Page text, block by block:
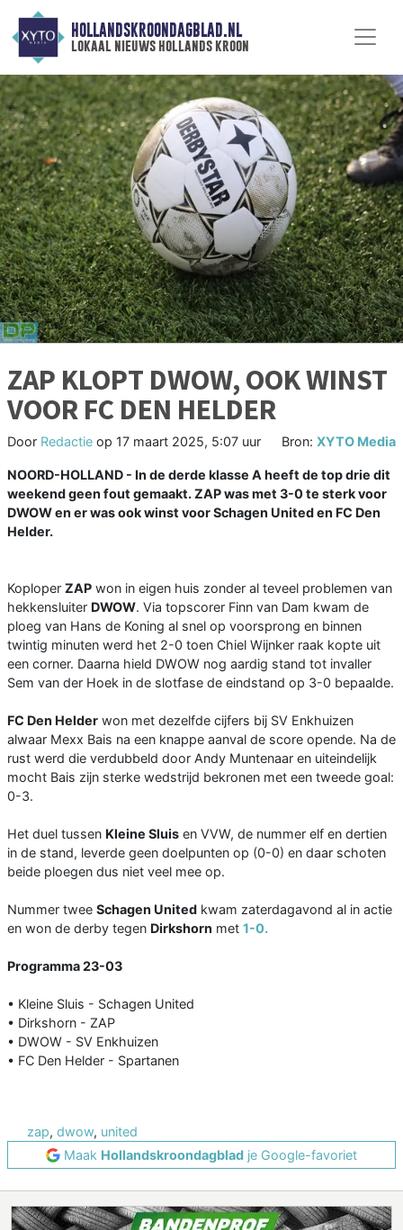
HOLLANDSKROONDAGBLAD.NL
lokaal nieuws hollands kroon
ZAP KLOPT DWOW, OOK WINST
VOOR FC DEN HELDER
Door Redactie op 17 maart 2025, 5:07 uur Bron: XYTO Media
NOORD-HOLLAND - In de derde klasse A heeft de top drie dit
weekend geen fout gemaakt. ZAP was met 3-0 te sterk voor
DWOW en er was ook winst voor Schagen United en FC Den
Helder.
Koploper ZAP won in eigen huis zonder al teveel problemen van
hekkensluiter DWOW. Via topscorer Finn van Dam kwam de
ploeg van Hans de Koning al snel op voorsprong en binnen
twintig minuten werd het 2-0 toen Chiel Wijnker raak kopte uit
een corner. Daarna hield DWOW nog aardig stand tot invaller
Sem van der Hoek in de slotfase de eindstand op 3-0 bepaalde.
FC Den Helder won met dezelfde cijfers bij SV Enkhuizen
alwaar Mexx Bais na een knappe aanval de score opende. Na de
rust werd die verdubbeld door Andy Muntenaar en uiteindelijk
mocht Bais zijn sterke wedstrijd bekronen met een tweede goal:
0-3.
Het duel tussen Kleine Sluis en VVW, de nummer elf en dertien
in de stand, leverde geen doelpunten op (0-0) en daar schoten
beide ploegen dus niet veel mee op.
Nummer twee Schagen United kwam zaterdagavond al in actie
en won de derby tegen Dirkshorn met 1-0.
Programma 23-03
• Kleine Sluis - Schagen United
• Dirkshorn - ZAP
• DWOW - SV Enkhuizen
• FC Den Helder - Spartanen
zap, dwow, united
Maak Hollandskroondagblad je Google-favoriet